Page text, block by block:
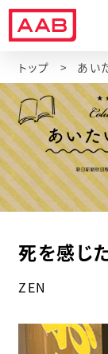
トップ あい
死を感じ
ZEN